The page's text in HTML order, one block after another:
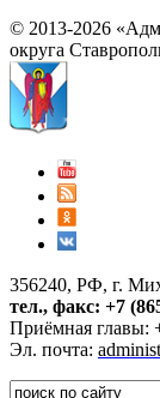
© 2013-2026
округа
356240, РФ, г.
тел., факс: +7
Приёмная главы:
Эл. почта: